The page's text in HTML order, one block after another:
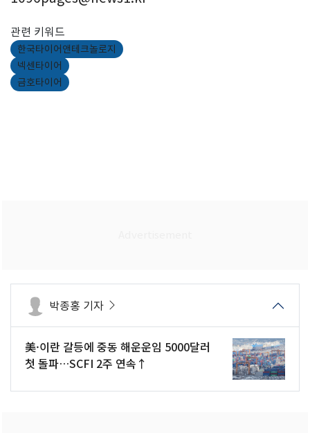
관련 키워드
한국타이어앤테크놀로지
넥센타이어
금호타이어
박종홍 기자
美·이란 갈등에 중동 해운운임 5000달러
첫 돌파…SCFI 2주 연속↑